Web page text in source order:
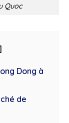
Quoc
Dong à
de